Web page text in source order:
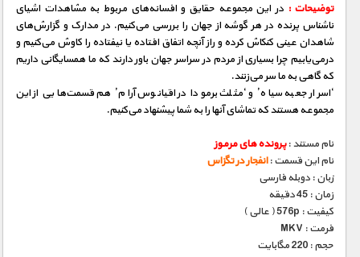
توضیحات :در این مجموعه حقایق و افسانه‌های مربوط به مشاهدات اشیای
ناشناس پرنده در هر گوشه از جهان را بررسی می‌كنیم. در مدارک و گزارش‌های
شاهدان عینی كنكاش كرده و راز آنچه اتفاق‌ افتاده یا نیفتاده را کاوش می‌كنیم و
درمی‌یابیم چرا بسیاری از مردم در سراسر جهان باور دارند که ما همسایگانی داریم
که گاهی به ما سر می‌زنند.
‘اسرار جعبه سیاه’ و ‘مثلث برمودا در اقیانوس آرام’ هم قسمت‌هایی از این
مجموعه هستند که تماشای آنها را به شما پیشنهاد می‌کنیم.
نام مستند :پرونده های مرموز
نام این قسمت :انفجار در تگزاس
زبان : دوبله فارسی
زمان : 45 دقیقه
کیفیت : 576p ( عالی )
فرمت : MKV
حجم : 220 مگابایت